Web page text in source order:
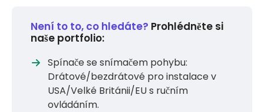
Není to to, co hledáte? Prohlédněte si
naše portfolio:
Spínače se snímačem pohybu:
Drátové/bezdrátové pro instalace v
USA/Velké Británii/EU s ručním
ovládáním.